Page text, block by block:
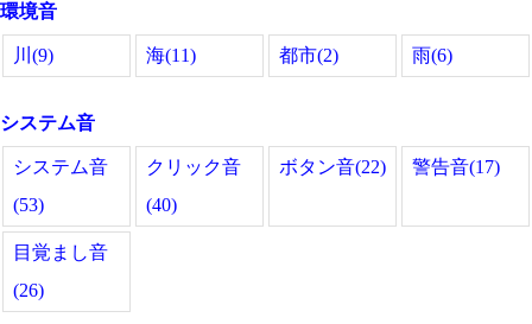
環境音
川(9) 海(11) 都市(2) 雨(6)
システム音
システム音
(53)
クリック音
(40)
ボタン音(22) 警告音(17)
目覚まし音
(26)